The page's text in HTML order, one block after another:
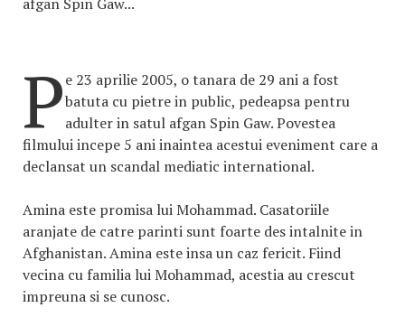
Pe 23 aprilie 2005, o tanara de 29 ani a fost
batuta cu pietre in public, pedeapsa pentru
adulter in satul afgan Spin Gaw. Povestea
filmului incepe 5 ani inaintea acestui eveniment care a
declansat un scandal mediatic international.
Amina este promisa lui Mohammad. Casatoriile
aranjate de catre parinti sunt foarte des intalnite in
Afghanistan. Amina este insa un caz fericit. Fiind
vecina cu familia lui Mohammad, acestia au crescut
impreuna si se cunosc.